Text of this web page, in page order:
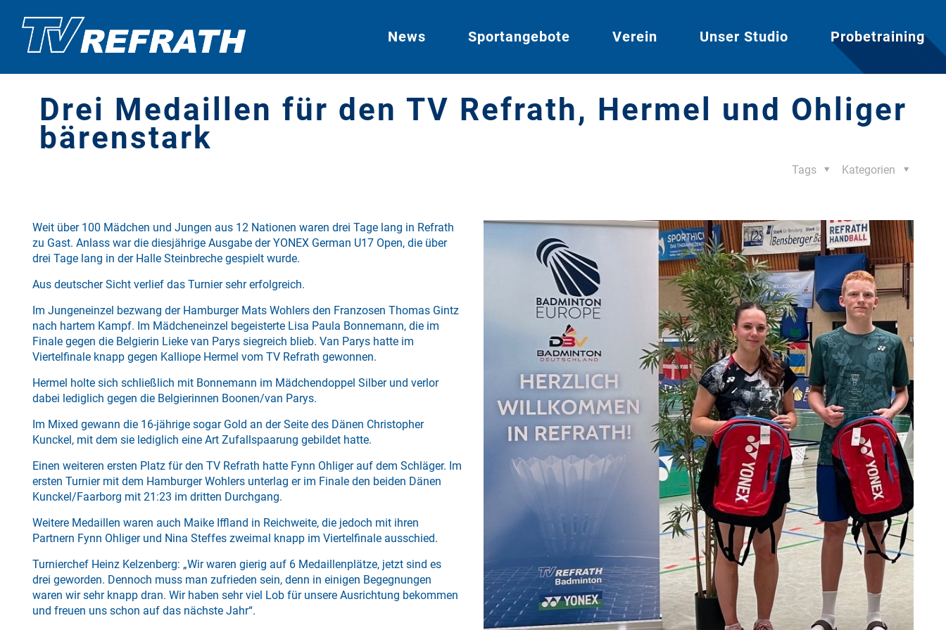
News Sportangebote Verein Unser Studio Probetraining
Drei Medaillen für den TV Refrath, Hermel und Ohliger
bärenstark
Kategorien
Tags
Weit über 100 Mädchen und Jungen aus 12 Nationen waren drei Tage lang in Refrath
zu Gast. Anlass war die diesjährige Ausgabe der YONEX German U17 Open, die über
drei Tage lang in der Halle Steinbreche gespielt wurde.
Aus deutscher Sicht verlief das Turnier sehr erfolgreich.
Im Jungeneinzel bezwang der Hamburger Mats Wohlers den Franzosen Thomas Gintz
nach hartem Kampf. Im Mädcheneinzel begeisterte Lisa Paula Bonnemann, die im
Finale gegen die Belgierin Lieke van Parys siegreich blieb. Van Parys hatte im
Viertelfinale knapp gegen Kalliope Hermel vom TV Refrath gewonnen.
Hermel holte sich schließlich mit Bonnemann im Mädchendoppel Silber und verlor
dabei lediglich gegen die Belgierinnen Boonen/van Parys.
Im Mixed gewann die 16-jährige sogar Gold an der Seite des Dänen Christopher
Kunckel, mit dem sie lediglich eine Art Zufallspaarung gebildet hatte.
Einen weiteren ersten Platz für den TV Refrath hatte Fynn Ohliger auf dem Schläger. Im
ersten Turnier mit dem Hamburger Wohlers unterlag er im Finale den beiden Dänen
Kunckel/Faarborg mit 21:23 im dritten Durchgang.
Weitere Medaillen waren auch Maike Iffland in Reichweite, die jedoch mit ihren
Partnern Fynn Ohliger und Nina Steffes zweimal knapp im Viertelfinale ausschied.
Turnierchef Heinz Kelzenberg: „Wir waren gierig auf 6 Medaillenplätze, jetzt sind es
drei geworden. Dennoch muss man zufrieden sein, denn in einigen Begegnungen
waren wir sehr knapp dran. Wir haben sehr viel Lob für unsere Ausrichtung bekommen
und freuen uns schon auf das nächste Jahr“.